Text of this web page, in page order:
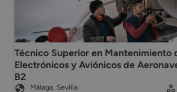
Técnico Superior en Mantenimiento
Electrónicos y Aviónicos de
B2
Málaga, Sevilla